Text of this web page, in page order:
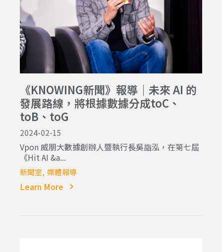
《KNOWING新聞》報導｜未來 AI 的
發展路線，將根據數據分成toC、
toB、toG
2024-02-15
Vpon 威朋大數據創辦人暨執行長吳詣泓，在第七屆
《Hit AI &a...
新聞室 媒體報導
Learn More